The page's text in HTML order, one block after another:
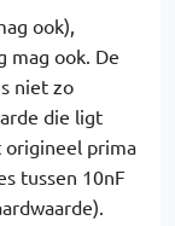
ook),
mag ook. De
niet zo
die ligt
origineel prima
tussen 10nF